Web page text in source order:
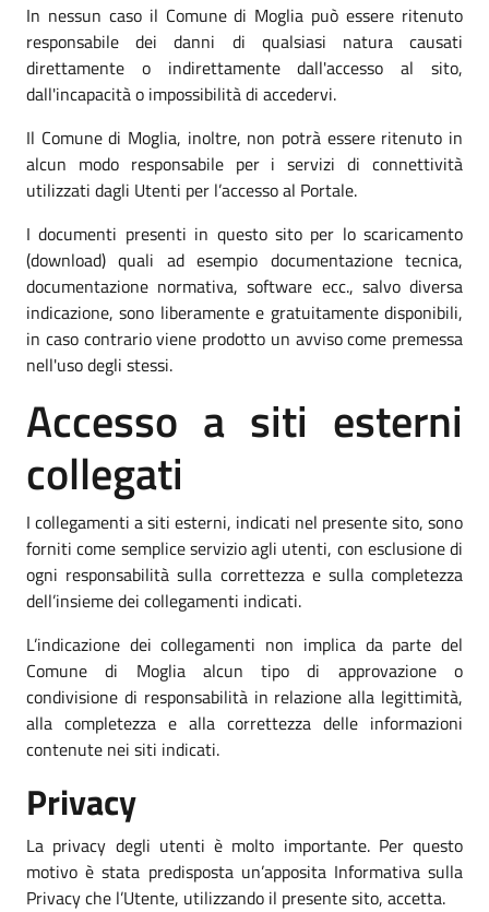
In nessun caso il Comune di Moglia può essere ritenuto
responsabile dei danni di qualsiasi natura causati
direttamente o indirettamente dall'accesso al sito,
dall'incapacità o impossibilità di accedervi.
Il Comune di Moglia, inoltre, non potrà essere ritenuto in
alcun modo responsabile per i servizi di connettività
utilizzati dagli Utenti per l’accesso al Portale.
I documenti presenti in questo sito per lo scaricamento
(download) quali ad esempio documentazione tecnica,
documentazione normativa, software ecc., salvo diversa
indicazione, sono liberamente e gratuitamente disponibili,
in caso contrario viene prodotto un avviso come premessa
nell'uso degli stessi.
Accesso a siti esterni
collegati
I collegamenti a siti esterni, indicati nel presente sito, sono
forniti come semplice servizio agli utenti, con esclusione di
ogni responsabilità sulla correttezza e sulla completezza
dell’insieme dei collegamenti indicati.
L’indicazione dei collegamenti non implica da parte del
Comune di Moglia alcun tipo di approvazione o
condivisione di responsabilità in relazione alla legittimità,
alla completezza e alla correttezza delle informazioni
contenute nei siti indicati.
Privacy
La privacy degli utenti è molto importante. Per questo
motivo è stata predisposta un’apposita Informativa sulla
Privacy che l’Utente, utilizzando il presente sito, accetta.